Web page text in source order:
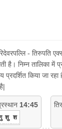
- तिरुपति
है। निम्न तालिका
प्रदर्शित किया जा
14:45
शु श